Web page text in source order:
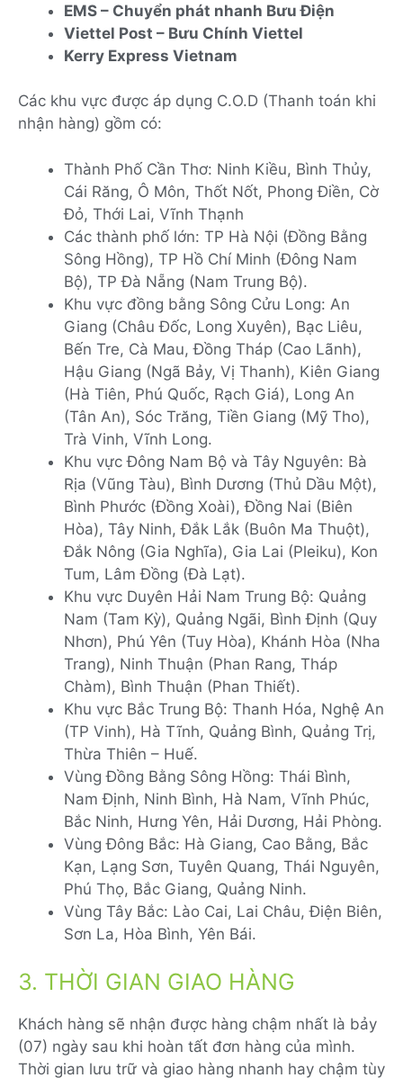
EMS – Chuyển phát nhanh Bưu Điện
Viettel Post – Bưu Chính Viettel
Kerry Express Vietnam
Các khu vực được áp dụng C.O.D (Thanh toán khi
nhận hàng) gồm có:
Thành Phố Cần Thơ: Ninh Kiều, Bình Thủy,
Cái Răng, Ô Môn, Thốt Nốt, Phong Điền, Cờ
Đỏ, Thới Lai, Vĩnh Thạnh
Các thành phố lớn: TP Hà Nội (Đồng Bằng
Sông Hồng), TP Hồ Chí Minh (Đông Nam
Bộ), TP Đà Nẵng (Nam Trung Bộ).
Khu vực đồng bằng Sông Cửu Long: An
Giang (Châu Đốc, Long Xuyên), Bạc Liêu,
Bến Tre, Cà Mau, Đồng Tháp (Cao Lãnh),
Hậu Giang (Ngã Bảy, Vị Thanh), Kiên Giang
(Hà Tiên, Phú Quốc, Rạch Giá), Long An
(Tân An), Sóc Trăng, Tiền Giang (Mỹ Tho),
Trà Vinh, Vĩnh Long.
Khu vực Đông Nam Bộ và Tây Nguyên: Bà
Rịa (Vũng Tàu), Bình Dương (Thủ Dầu Một),
Bình Phước (Đồng Xoài), Đồng Nai (Biên
Hòa), Tây Ninh, Đắk Lắk (Buôn Ma Thuột),
Đắk Nông (Gia Nghĩa), Gia Lai (Pleiku), Kon
Tum, Lâm Đồng (Đà Lạt).
Khu vực Duyên Hải Nam Trung Bộ: Quảng
Nam (Tam Kỳ), Quảng Ngãi, Bình Định (Quy
Nhơn), Phú Yên (Tuy Hòa), Khánh Hòa (Nha
Trang), Ninh Thuận (Phan Rang, Tháp
Chàm), Bình Thuận (Phan Thiết).
Khu vực Bắc Trung Bộ: Thanh Hóa, Nghệ An
(TP Vinh), Hà Tĩnh, Quảng Bình, Quảng Trị,
Thừa Thiên – Huế.
Vùng Đồng Bằng Sông Hồng: Thái Bình,
Nam Định, Ninh Bình, Hà Nam, Vĩnh Phúc,
Bắc Ninh, Hưng Yên, Hải Dương, Hải Phòng.
Vùng Đông Bắc: Hà Giang, Cao Bằng, Bắc
Kạn, Lạng Sơn, Tuyên Quang, Thái Nguyên,
Phú Thọ, Bắc Giang, Quảng Ninh.
Vùng Tây Bắc: Lào Cai, Lai Châu, Điện Biên,
Sơn La, Hòa Bình, Yên Bái.
3. THỜI GIAN GIAO HÀNG
Khách hàng sẽ nhận được hàng chậm nhất là bảy
(07) ngày sau khi hoàn tất đơn hàng của mình.
Thời gian lưu trữ và giao hàng nhanh hay chậm tùy